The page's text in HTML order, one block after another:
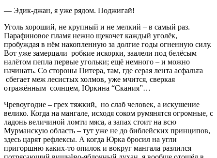
— Эдик-джан, я уже рядом. Поджигай!
Уголь хороший, не крупный и не мелкий – в самый раз.
Парафиновое пламя нежно щекочет каждый уголёк,
пробуждая в нём накопленную за долгие годы огненную силу.
Вот уже замерцали робкие искорки, заалели под белёсым
налётом пепла первые угольки; ещё немного – и можно
начинать. Со стороны Питера, там, где серая лента асфальта
сбегает меж лесистых холмов, уже мчится, сверкая
отражённым солнцем, Юркина “Скания”…
Чревоугодие – грех тяжкий, но слаб человек, а искушение
велико. Когда на мангале, исходя соком румянятся огромные, с
ладонь величиной ломти мяса, а запах стоит на всю
Мурманскую область – тут уже не до библейских принципов,
здесь царят рефлексы. А когда Юрка бросил на угли
пригоршню каких-то опилок и вокруг мангала разлился